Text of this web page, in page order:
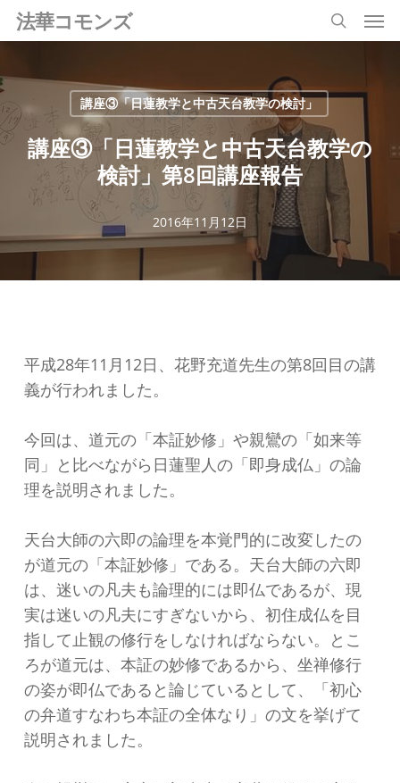
Skip
to
main
content
法華コモンズ
search
講座③「日蓮教学と中古天台教学の検討」
講座③「日蓮教学と中古天台教学の
検討」第8回講座報告
2016年11月12日
平成28年11月12日、花野充道先生の第8回目の講
義が行われました。
今回は、道元の「本証妙修」や親鸞の「如来等
同」と比べながら日蓮聖人の「即身成仏」の論
理を説明されました。
天台大師の六即の論理を本覚門的に改変したの
が道元の「本証妙修」である。天台大師の六即
は、迷いの凡夫も論理的には即仏であるが、現
実は迷いの凡夫にすぎないから、初住成仏を目
指して止観の修行をしなければならない。とこ
ろが道元は、本証の妙修であるから、坐禅修行
の姿が即仏であると論じているとして、「初心
の弁道すなわち本証の全体なり」の文を挙げて
説明されました。